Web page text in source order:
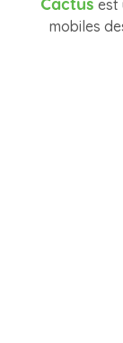
est
mobiles